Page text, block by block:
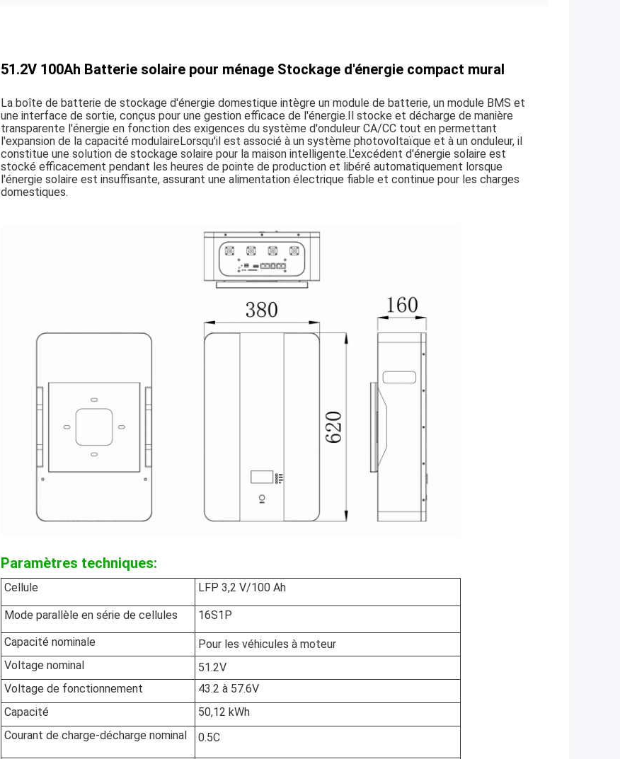
51.2V 100Ah Batterie solaire pour ménage Stockage d'énergie compact mural
La boîte de batterie de stockage d'énergie domestique intègre un module de batterie, un module BMS et
une interface de sortie, conçus pour une gestion efficace de l'énergie.Il stocke et décharge de manière
transparente l'énergie en fonction des exigences du système d'onduleur CA/CC tout en permettant
l'expansion de la capacité modulaireLorsqu'il est associé à un système photovoltaïque et à un onduleur, il
constitue une solution de stockage solaire pour la maison intelligente.L'excédent d'énergie solaire est
stocké efficacement pendant les heures de pointe de production et libéré automatiquement lorsque
l'énergie solaire est insuffisante, assurant une alimentation électrique fiable et continue pour les charges
domestiques.
Paramètres techniques:
Cellule LFP 3,2 V/100 Ah
Mode parallèle en série de cellules
16S1P
Capacité nominale
Pour les véhicules à moteur
Voltage nominal
51.2V
Voltage de fonctionnement
43.2 à 57.6V
Capacité
50,12 kWh
Courant de charge-décharge nominal
0.5C